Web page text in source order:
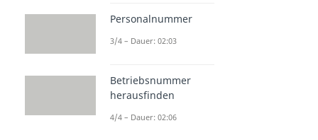
Personalnummer
3/4 – Dauer: 02:03
Betriebsnummer
herausfinden
4/4 – Dauer: 02:06